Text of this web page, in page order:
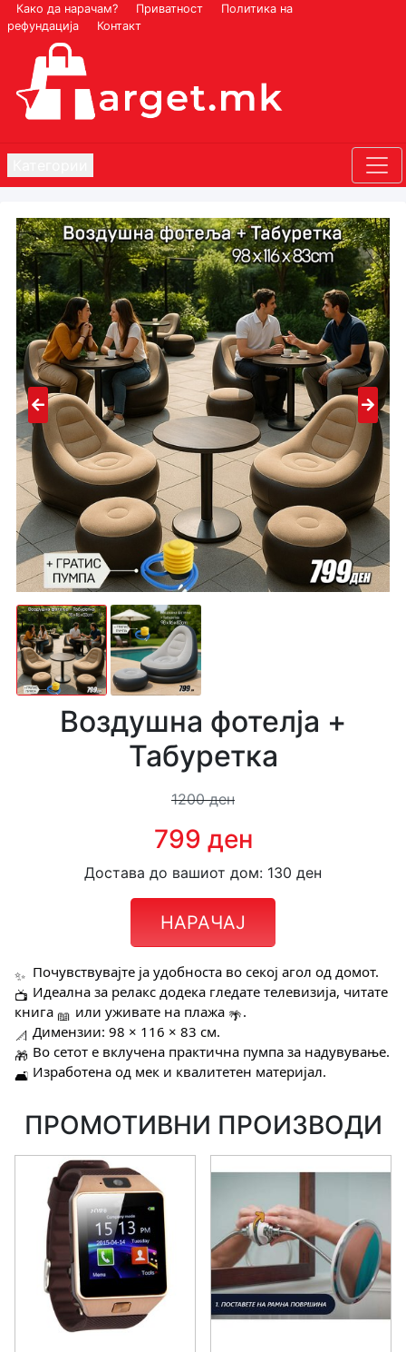
Како да нарачам? Приватност
Политика на
рефундација
Контакт
Воздушна фотелја +
Табуретка
1200 ден
799 ден
Достава до вашиот дом: 130 ден
НАРАЧАЈ
Почувствувајте ја удобноста во секој агол од домот.
Идеална за релакс додека гледате телевизија, читате
книга
или уживате на плажа
.
Димензии: 98 × 116 × 83 см.
Во сетот е вклучена практична пумпа за надувување.
Изработена од мек и квалитетен материјал.
ПРОМОТИВНИ ПРОИЗВОДИ